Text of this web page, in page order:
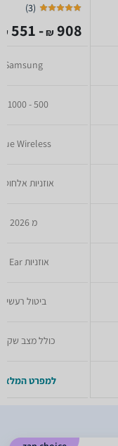
(
3
)
908
₪
- 551
₪
Samsung
500 - 1000 ₪
Wireless
אוזניות
מ 2026
אוזניות In Ear
ביטול רעשים
כולל מצב
למפרט המלא